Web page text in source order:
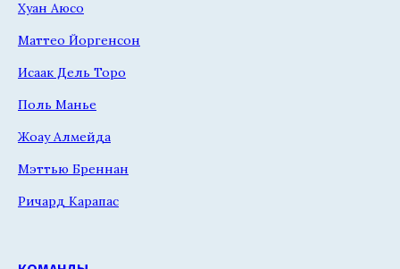
Хуан Аюсо
Маттео Йоргенсон
Исаак Дель Торо
Поль Манье
Жоау Алмейда
Мэттью Бреннан
Ричард Карапас